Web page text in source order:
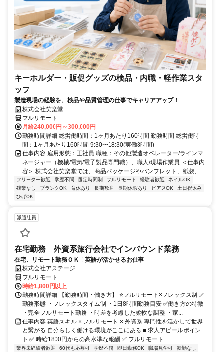
キーホルダー・販促グッズの検品・内職・軽作業スタ
ッフ
製造現場の経験を、検品や品質管理の仕事でキャリアアップ！
株式会社笑楽堂
フルリモート
月給240,000円～300,000円
勤務時間詳細 総労働時間：1ヶ月あたり160時間 勤務時間 総労働時
間：1ヶ月あたり160時間 9:30〜18:30(実働8時間)
仕事内容 雇用形態：正社員 職種：その他製造オペレーター/ラインマ
ネージャー（機械/電気/電子製品専門職）、職人/現場作業員 ＜仕事内
容＞ 株式会社笑楽堂では、商品パッケージやパンフレット、紙袋、...
フリーター歓迎 学歴不問 固定時間制 フルリモート 経験者歓迎
ネイルOK
残業なし
ブランクOK 育休あり 長期歓迎 長期休暇あり ピアスOK
土日祝休み
ひげOK
派遣社員
在宅勤務 外資系旅行会社でインバウンド業務
在宅、リモート勤務ＯＫ！英語が活かせるお仕事
株式会社アステージ
フルリモート
時給1,800円以上
勤務時間詳細 【勤務時間・働き方】 ⭐フルリモート×フレックス制 ✅
勤務形態 ・フレックスタイム制 ・1日8時間勤務目安 ✅働き方の特徴
・完全フルリモート勤務 ・時差を考慮した柔軟な調整 ・家...
仕事内容 英語スキル × フルリモート × 外資系 専門性を活かして世界
と繋がる 自分らしく働ける環境がここにある ■ 求人アピールポイン
ト ✅ 時給1800円からの高水準な報酬 ✅ フルリモート...
業界未経験者歓迎 60代も応募可 学歴不問 即日勤務OK 職場見学可
転勤なし